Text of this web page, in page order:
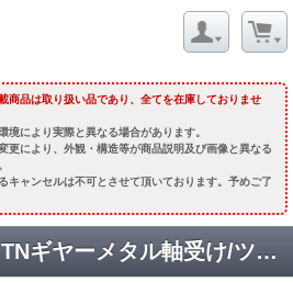
商品は取り扱い品であり、全てを在庫しておりませ
境により実際と異なる場合があります。
更により、外観・構造等が商品説明及び画像と異なる
キャンセルは不可とさせて頂いております。予めご了
マルイ 電動ガン用 TNギヤーメタル軸受け/ツインオイルミゾ加工 (6ケ入) [AEGS13BN] [取寄]